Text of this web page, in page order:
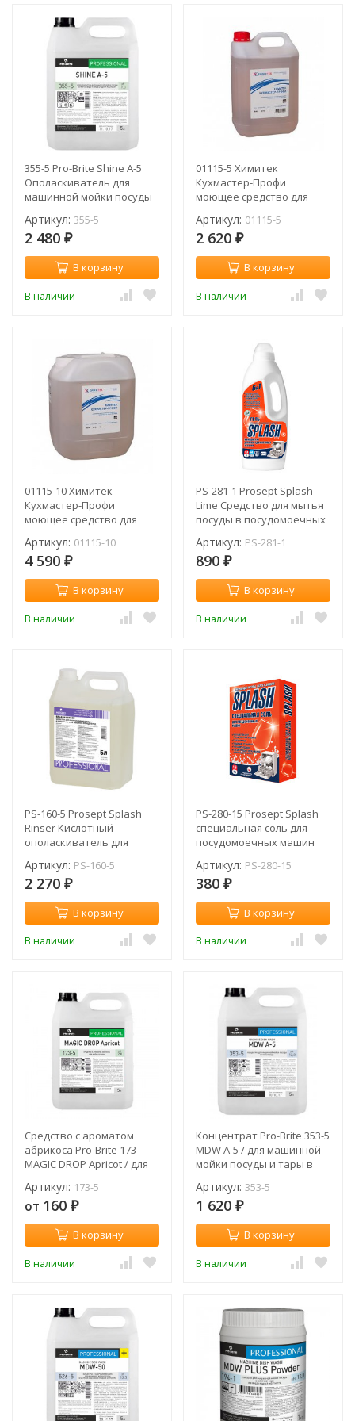
355-5 Pro-Brite Shine A-5
Ополаскиватель для
машинной мойки посуды
средней жесткости / 5 л
Артикул: 355-5
2 480 ₽
В корзину
В наличии
01115-5 Химитек
Кухмастер-Профи
моющее средство для
любого типа / 5 л
Артикул: 01115-5
2 620 ₽
В корзину
В наличии
01115-10 Химитек
Кухмастер-Профи
моющее средство для
любого типа / 10 л
Артикул: 01115-10
4 590 ₽
В корзину
В наличии
PS-281-1 Prosept Splash
Lime Средство для мытья
посуды в посудомоечных
Артикул: PS-281-1
890 ₽
В корзину
В наличии
PS-160-5 Prosept Splash
Rinser Кислотный
ополаскиватель для
л
Артикул: PS-160-5
2 270 ₽
В корзину
В наличии
PS-280-15 Prosept Splash
специальная соль для
посудомоечных машин
Артикул: PS-280-15
380 ₽
В корзину
В наличии
Средство с ароматом
абрикоса Pro-Brite 173
MAGIC DROP Apricot / для
Артикул: 173-5
от 160 ₽
В корзину
В наличии
Концентрат Pro-Brite 353-5
MDW A-5 / для машинной
мойки посуды и тары в
Артикул: 353-5
1 620 ₽
В корзину
В наличии